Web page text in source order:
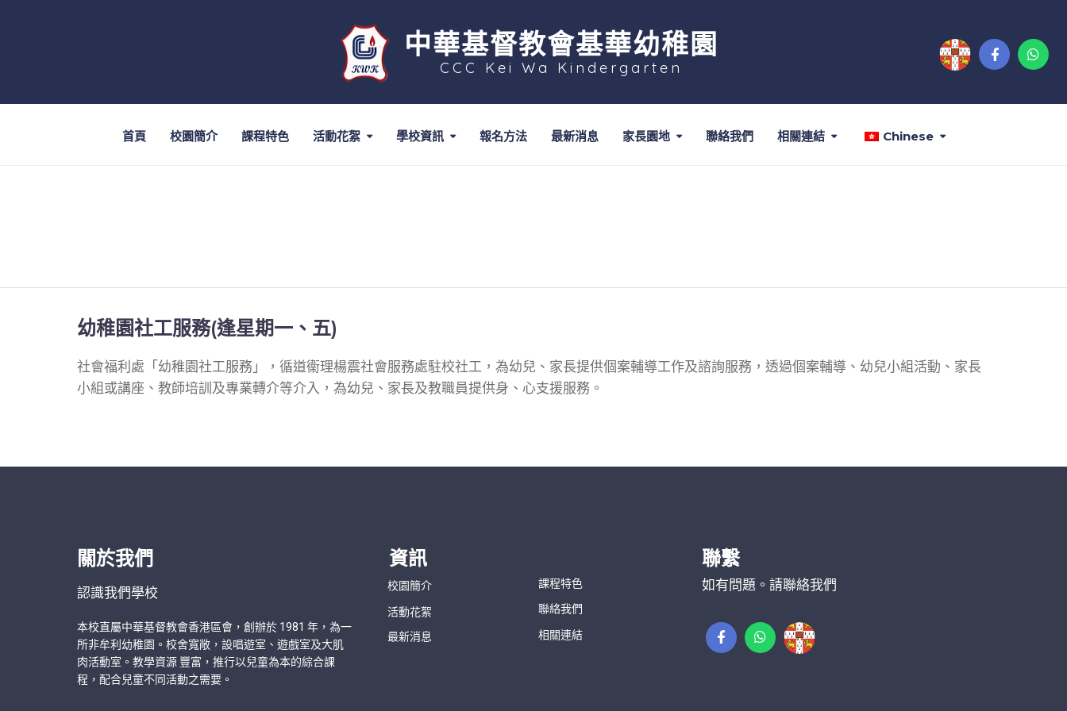
中華基督教會基華幼稚園
CCC Kei Wa Kindergarten
首頁 校園簡介 課程特色 活動花絮 學校資訊 報名方法 最新消息 家長園地 聯絡我們 相關連結 Chinese
幼稚園社工服務(逢星期一、五)
社會福利處「幼稚園社工服務」，循道衞理楊震社會服務處駐校社工，為幼兒、家長提供個案輔導工作及諮詢服務，透過個案輔導、幼兒小組活動、家長
小組或講座、教師培訓及專業轉介等介入，為幼兒、家長及教職員提供身、心支援服務。
關於我們
認識我們學校
本校直屬中華基督教會香港區會，創辦於 1981 年，為一
所非牟利幼稚園。校舍寬敞，設唱遊室、遊戲室及大肌
肉活動室。教學資源 豐富，推行以兒童為本的綜合課
程，配合兒童不同活動之需要。
資訊
校園簡介
活動花絮
最新消息
課程特色
聯絡我們
相關連結
聯繫
如有問題。請聯絡我們